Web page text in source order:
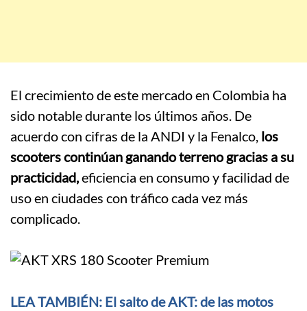
El crecimiento de este mercado en Colombia ha
sido notable durante los últimos años. De
acuerdo con cifras de la ANDI y la Fenalco, los
scooters continúan ganando terreno gracias a su
practicidad,eficiencia en consumo y facilidad de
uso en ciudades con tráfico cada vez más
complicado.
LEA TAMBIÉN: El salto de AKT: de las motos